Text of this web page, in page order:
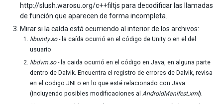
http://slush.warosu.org/c++filtjs para decodificar las llamadas
de función que aparecen de forma incompleta.
Mirar si la caída está ocurriendo al interior de los archivos:
libunity.so- la caída ocurrió en el código de Unity o en el del
usuario
libdvm.so- la caida ocurrió en el código en Java, en alguna parte
dentro de Dalvik. Encuentra el registro de errores de Dalvik, revisa
en el codigo JNI o en lo que esté relacionado con Java
(incluyendo posibles modificaciones al AndroidManifest.xml).